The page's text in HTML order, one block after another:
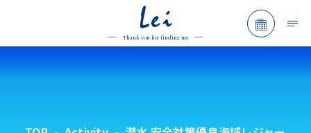
Lei
Thank you for finding me
予約フ